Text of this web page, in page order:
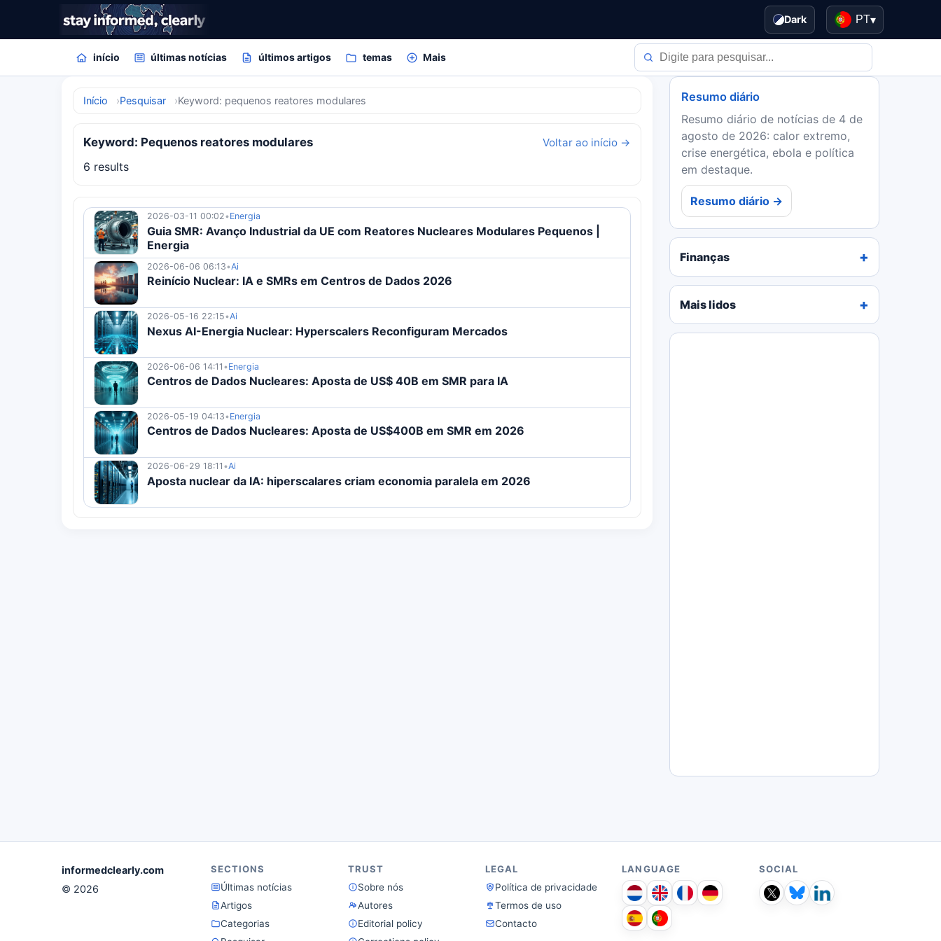
Dark PT▾
início últimas notícias últimos artigos temas Mais
Início Pesquisar Keyword: pequenos reatores modulares
Keyword: Pequenos reatores modulares Voltar ao início →
6 results
2026-03-11 00:02•Energia
Guia SMR: Avanço Industrial da UE com Reatores Nucleares Modulares Pequenos |
Energia
2026-06-06 06:13•Ai
Reinício Nuclear: IA e SMRs em Centros de Dados 2026
2026-05-16 22:15•Ai
Nexus AI-Energia Nuclear: Hyperscalers Reconfiguram Mercados
2026-06-06 14:11 •Energia
Centros de Dados Nucleares: Aposta de US$ 40B em SMR para IA
2026-05-19 04:13•Energia
Centros de Dados Nucleares: Aposta de US$400B em SMR em 2026
2026-06-29 18:11 •Ai
Aposta nuclear da IA: hiperscalares criam economia paralela em 2026
Resumo diário
Resumo diário de notícias de 4 de
agosto de 2026: calor extremo,
crise energética, ebola e política
em destaque.
Resumo diário →
Finanças
Mais lidos
informedclearly.com
© 2026
SECTIONS
Últimas notícias
Artigos
Categorias
TRUST
Sobre nós
Autores
Editorial policy
LEGAL
Política de privacidade
Termos de uso
Contacto
LANGUAGE SOCIAL